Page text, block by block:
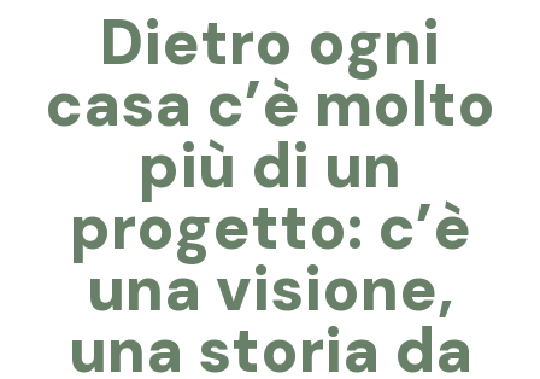
Dietro ogni
casa c’è molto
più di un
progetto: c’è
una visione,
una storia da